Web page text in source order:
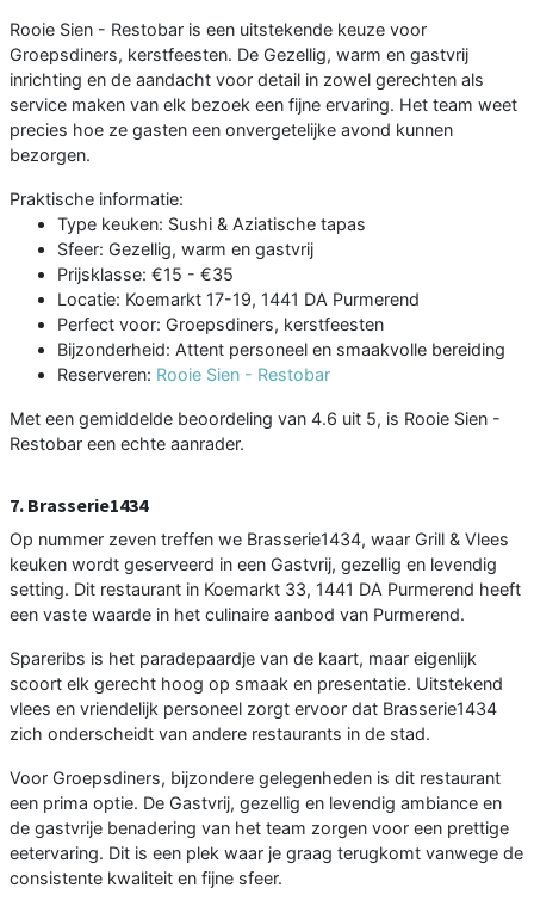
Rooie Sien - Restobar is een uitstekende keuze voor
Groepsdiners, kerstfeesten. De Gezellig, warm en gastvrij
inrichting en de aandacht voor detail in zowel gerechten als
service maken van elk bezoek een fijne ervaring. Het team weet
precies hoe ze gasten een onvergetelijke avond kunnen
bezorgen.
Praktische informatie:
Type keuken: Sushi & Aziatische tapas
Sfeer: Gezellig, warm en gastvrij
Prijsklasse: €15 - €35
Locatie: Koemarkt 17-19, 1441 DA Purmerend
Perfect voor: Groepsdiners, kerstfeesten
Bijzonderheid: Attent personeel en smaakvolle bereiding
Reserveren: Rooie Sien - Restobar
Met een gemiddelde beoordeling van 4.6 uit 5, is Rooie Sien -
Restobar een echte aanrader.
7. Brasserie1434
Op nummer zeven treffen we Brasserie1434, waar Grill & Vlees
keuken wordt geserveerd in een Gastvrij, gezellig en levendig
setting. Dit restaurant in Koemarkt 33, 1441 DA Purmerend heeft
een vaste waarde in het culinaire aanbod van Purmerend.
Spareribs is het paradepaardje van de kaart, maar eigenlijk
scoort elk gerecht hoog op smaak en presentatie. Uitstekend
vlees en vriendelijk personeel zorgt ervoor dat Brasserie1434
zich onderscheidt van andere restaurants in de stad.
Voor Groepsdiners, bijzondere gelegenheden is dit restaurant
een prima optie. De Gastvrij, gezellig en levendig ambiance en
de gastvrije benadering van het team zorgen voor een prettige
eetervaring. Dit is een plek waar je graag terugkomt vanwege de
consistente kwaliteit en fijne sfeer.